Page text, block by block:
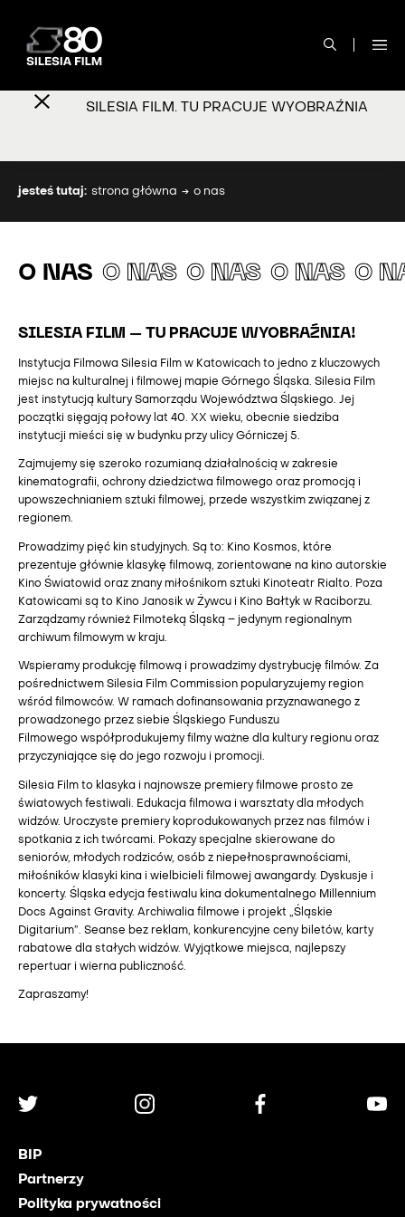
SILESIA FILM. TU PRACUJE WYOBRAŹNIA
jesteś tutaj: strona główna o nas
O NAS O NAS O NAS O NAS O
SILESIA FILM – TU PRACUJE WYOBRAŹNIA!
Instytucja Filmowa Silesia Film w Katowicach to jedno z kluczowych
miejsc na kulturalnej i filmowej mapie Górnego Śląska. Silesia Film
jest instytucją kultury Samorządu Województwa Śląskiego. Jej
początki sięgają połowy lat 40. XX wieku, obecnie siedziba
instytucji mieści się w budynku przy ulicy Górniczej 5.
Zajmujemy się szeroko rozumianą działalnością w zakresie
kinematografii, ochrony dziedzictwa filmowego oraz promocją i
upowszechnianiem sztuki filmowej, przede wszystkim związanej z
regionem.
Prowadzimy pięć kin studyjnych. Są to: Kino Kosmos, które
prezentuje głównie klasykę filmową, zorientowane na kino autorskie
Kino Światowid oraz znany miłośnikom sztuki Kinoteatr Rialto. Poza
Katowicami są to Kino Janosik w Żywcu i Kino Bałtyk w Raciborzu.
Zarządzamy również Filmoteką Śląską – jedynym regionalnym
archiwum filmowym w kraju.
Wspieramy produkcję filmową i prowadzimy dystrybucję filmów. Za
pośrednictwem Silesia Film Commission popularyzujemy region
wśród filmowców. W ramach dofinansowania przyznawanego z
prowadzonego przez siebie Śląskiego Funduszu
Filmowego współprodukujemy filmy ważne dla kultury regionu oraz
przyczyniające się do jego rozwoju i promocji.
Silesia Film to klasyka i najnowsze premiery filmowe prosto ze
światowych festiwali. Edukacja filmowa i warsztaty dla młodych
widzów. Uroczyste premiery koprodukowanych przez nas filmów i
spotkania z ich twórcami. Pokazy specjalne skierowane do
seniorów, młodych rodziców, osób z niepełnosprawnościami,
miłośników klasyki kina i wielbicieli filmowej awangardy. Dyskusje i
koncerty. Śląska edycja festiwalu kina dokumentalnego Millennium
Docs Against Gravity. Archiwalia filmowe i projekt „Śląskie
Digitarium”. Seanse bez reklam, konkurencyjne ceny biletów, karty
rabatowe dla stałych widzów. Wyjątkowe miejsca, najlepszy
repertuar i wierna publiczność.
Zapraszamy!
BIP
Partnerzy
Polityka prywatności